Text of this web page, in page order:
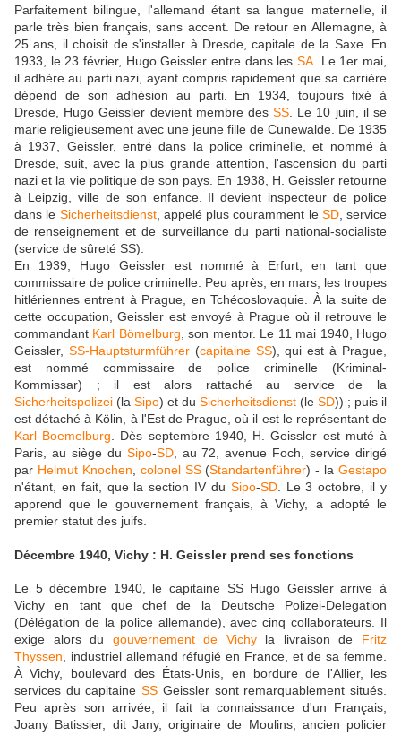
Parfaitement bilingue, l'allemand étant sa langue maternelle, il
parle très bien français, sans accent. De retour en Allemagne, à
25 ans, il choisit de s'installer à Dresde, capitale de la Saxe. En
1933, le 23 février, Hugo Geissler entre dans les SA . Le 1er mai,
il adhère au parti nazi, ayant compris rapidement que sa carrière
dépend de son adhésion au parti. En 1934, toujours fixé à
Dresde, Hugo Geissler devient membre desSS . Le 10 juin, il se
marie religieusement avec une jeune fille de Cunewalde. De 1935
à 1937, Geissler, entré dans la police criminelle, et nommé à
Dresde, suit, avec la plus grande attention, l'ascension du parti
nazi et la vie politique de son pays. En 1938, H. Geissler retourne
à Leipzig, ville de son enfance. Il devient inspecteur de police
dans le Sicherheitsdienst, appelé plus couramment le SD, service
de renseignement et de surveillance du parti national-socialiste
(service de sûreté SS).
En 1939, Hugo Geissler est nommé à Erfurt, en tant que
commissaire de police criminelle. Peu après, en mars, les troupes
hitlériennes entrent à Prague, en Tchécoslovaquie. À la suite de
cette occupation, Geissler est envoyé à Prague où il retrouve le
commandant Karl Bömelburg , son mentor. Le 11 mai 1940, Hugo
Geissler, SS-Hauptsturmführer(capitaine SS), qui est à Prague,
est nommé commissaire de police criminelle (Kriminal-
Kommissar) ; il est alors rattaché au service de la
Sicherheitspolizei (la Sipo) et du Sicherheitsdienst (le SD)) ; puis il
est détaché à Kölin, à l'Est de Prague, où il est le représentant de
Karl Boemelburg . Dès septembre 1940, H. Geissler est muté à
Paris, au siège du Sipo-SD, au 72, avenue Foch, service dirigé
par Helmut Knochen colonel SS(Standartenführer) - la Gestapo
n'étant, en fait, que la section IV du Sipo-SD. Le 3 octobre, il y
apprend que le gouvernement français, à Vichy, a adopté le
premier statut des juifs.
Décembre 1940, Vichy : H. Geissler prend ses fonctions
Le 5 décembre 1940, le capitaine SS Hugo Geissler arrive à
Vichy en tant que chef de la Deutsche Polizei-Delegation
(Délégation de la police allemande), avec cinq collaborateurs. Il
exige alors du gouvernement de Vichyla livraison de Fritz
Thyssen, industriel allemand réfugié en France, et de sa femme.
À Vichy, boulevard des États-Unis, en bordure de l'Allier, les
services du capitaineSS Geissler sont remarquablement situés.
Peu après son arrivée, il fait la connaissance d'un Français,
Joany Batissier, dit Jany, originaire de Moulins, ancien policier